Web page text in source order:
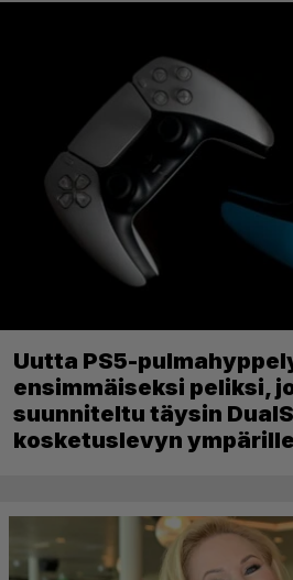
Uutta PS5-
ensimmäiseksi peliksi,
suunniteltu täysin
kosketuslevyn ympärille